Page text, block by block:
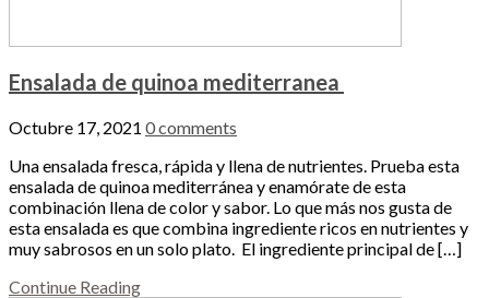
Ensalada de quinoa mediterranea
Octubre 17, 2021 0 comments
Una ensalada fresca, rápida y llena de nutrientes. Prueba esta
ensalada de quinoa mediterránea y enamórate de esta
combinación llena de color y sabor. Lo que más nos gusta de
esta ensalada es que combina ingrediente ricos en nutrientes y
muy sabrosos en un solo plato. El ingrediente principal de […]
Continue Reading